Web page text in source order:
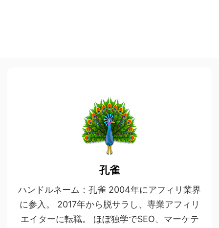
孔雀
ハンドルネーム：孔雀 2004年にアフィリ業界
に参入。 2017年から脱サラし、専業アフィリ
エイターに転職。 ほぼ独学でSEO、マーケテ